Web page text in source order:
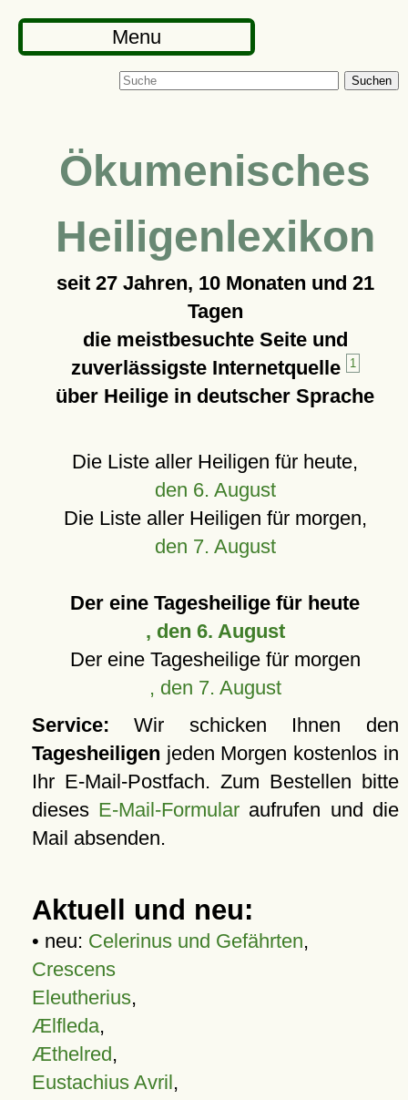
Menu
Suchen
Ökumenisches
Heiligenlexikon
seit 27 Jahren, 10 Monaten und 21
Tagen
die meistbesuchte Seite und
zuverlässigste Internetquelle
1
über Heilige in deutscher Sprache
Die Liste aller Heiligen für heute,
den 6. August
Die Liste aller Heiligen für morgen,
den 7. August
Der eine Tagesheilige für heute
, den 6. August
Der eine Tagesheilige für morgen
, den 7. August
Service: Wir schicken Ihnen den
Tagesheiligen jeden Morgen kostenlos in
Ihr E-Mail-Postfach. Zum Bestellen bitte
dieses E-Mail-Formular aufrufen und die
Mail absenden.
Aktuell und neu:
• neu: Celerinus und Gefährten,
Crescens
Eleutherius,
Ælfleda,
Æthelred,
Eustachius Avril,